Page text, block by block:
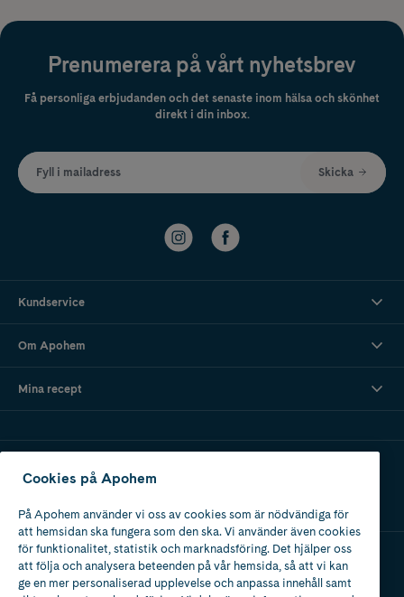
Prenumerera på vårt nyhetsbrev
Få personliga erbjudanden och det senaste inom hälsa och skönhet
direkt i din inbox.
Fyll i mailadress Skicka
Kundservice
Om Apohem
Mina recept
Apotek med tillstånd
av Läkemedelsverket
Cookies på Apohem
På Apohem använder vi oss av cookies som är nödvändiga för
att hemsidan ska fungera som den ska. Vi använder även cookies
för funktionalitet, statistik och marknadsföring. Det hjälper oss
att följa och analysera beteenden på vår hemsida, så att vi kan
ge en mer personaliserad upplevelse och anpassa innehåll samt